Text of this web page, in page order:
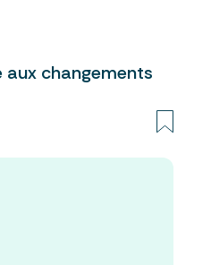
aux changements